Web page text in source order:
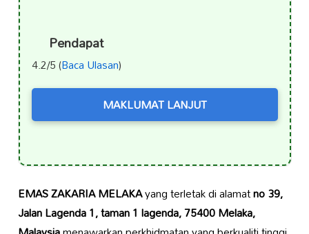
Pendapat
4.2/5 (Baca Ulasan)
MAKLUMAT LANJUT
EMAS ZAKARIA MELAKAyang terletak di alamatno 39,
Jalan Lagenda 1, taman 1 lagenda, 75400 Melaka,